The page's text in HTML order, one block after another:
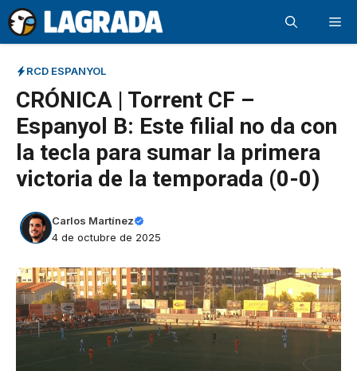
Saltar
al
contenido
RCD ESPANYOL
CRÓNICA | Torrent CF –
Espanyol B: Este filial no da con
la tecla para sumar la primera
victoria de la temporada (0-0)
Carlos Martínez
4 de octubre de 2025